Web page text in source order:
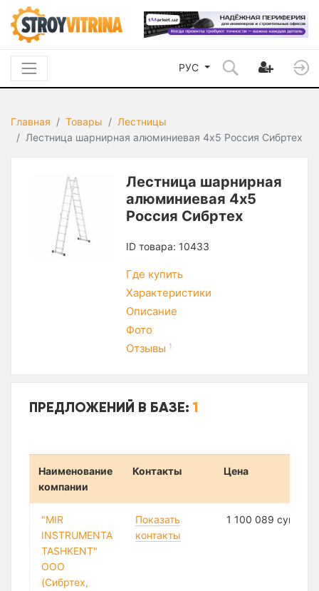
РУС
Главная Товары
Лестницы
Лестница шарнирная алюминиевая 4х5 Россия Сибртех
Лестница шарнирная
алюминиевая 4х5
Россия Сибртех
ID товара: 10433
Где купить
Характеристики
Описание
Фото
Отзывы 1
ПРЕДЛОЖЕНИЙ В БАЗЕ:1
Наименование
компании
Контакты Цена
"MIR
INSTRUMENTA
TASHKENT"
ООО
(Сибртех,
Показать
контакты
1 100 089 сум